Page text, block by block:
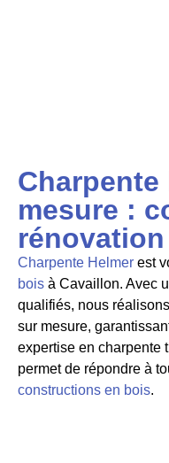
mesure :
Charpente Helmer est
bois à Cavaillon. Avec
qualifiés, nous
sur mesure,
expertise en charpente
permet de répondre à
constructions en bois.